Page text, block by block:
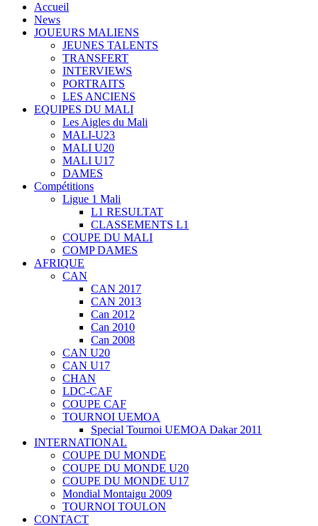
Accueil
News
JOUEURS MALIENS
JEUNES TALENTS
TRANSFERT
INTERVIEWS
PORTRAITS
LES ANCIENS
EQUIPES DU MALI
Les Aigles du Mali
MALI-U23
MALI U20
MALI U17
DAMES
Compétitions
Ligue 1 Mali
L1 RESULTAT
CLASSEMENTS L1
COUPE DU MALI
COMP DAMES
AFRIQUE
CAN
CAN 2017
CAN 2013
Can 2012
Can 2010
Can 2008
CAN U20
CAN U17
CHAN
LDC-CAF
COUPE CAF
TOURNOI UEMOA
Special Tournoi UEMOA Dakar 2011
INTERNATIONAL
COUPE DU MONDE
COUPE DU MONDE U20
COUPE DU MONDE U17
Mondial Montaigu 2009
TOURNOI TOULON
CONTACT